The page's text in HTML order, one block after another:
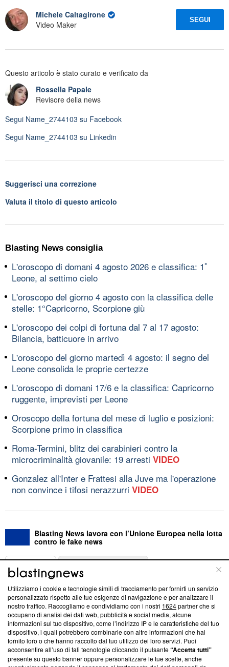
Michele Caltagirone
Video Maker
SEGUI
Questo articolo è stato curato e verificato da
Rossella Papale
Revisore della news
Segui Name_2744103 su Facebook
Segui Name_2744103 su Linkedin
Suggerisci una correzione
Valuta il titolo di questo articolo
Blasting News consiglia
L'oroscopo di domani 4 agosto 2026 e classifica: 1ﾟ
Leone, al settimo cielo
L'oroscopo del giorno 4 agosto con la classifica delle
stelle: 1°Capricorno, Scorpione giù
L'oroscopo dei colpi di fortuna dal 7 al 17 agosto:
Bilancia, batticuore in arrivo
L'oroscopo del giorno martedì 4 agosto: il segno del
Leone consolida le proprie certezze
L'oroscopo di domani 17/6 e la classifica: Capricorno
ruggente, imprevisti per Leone
Oroscopo della fortuna del mese di luglio e posizioni:
Scorpione primo in classifica
Roma-Termini, blitz dei carabinieri contro la
microcriminalità giovanile: 19 arresti VIDEO
Gonzalez all'Inter e Frattesi alla Juve ma l'operazione
non convince i tifosi nerazzurri VIDEO
Blasting News lavora con l’Unione Europea nella lotta
contro le fake news
ABOUT
Questa sezione offre informazioni trasparenti su Blasting
News, sui nostri processi editoriali e su come ci impegniamo a
creare news di qualità. Inoltre, afferma la nostra aderenza a
‘Trust Project - News with Integrity’Blasting News non è
ancora membro del programma, ma ha richiesto di farne
parte; Trust Project non ha ancora effettuato una verifica di
conformità agli standard.
Utilizziamo i cookie e tecnologie simili di tracciamento per fornirti un servizio
personalizzato rispetto alle tue esigenze di navigazione e per analizzare il
nostro traffico. Raccogliamo e condividiamo con i nostri 1624partner che si
occupano di analisi dei dati web, pubblicità e social media, alcune
informazioni sul tuo dispositivo, come l’indirizzo IP e le caratteristiche del tuo
dispositivo, i quali potrebbero combinarle con altre informazioni che hai
fornito loro o che hanno raccolto dal tuo utilizzo dei loro servizi. Puoi
acconsentire all’uso di tali tecnologie cliccando il pulsante“Accetta tutti”
presente su questo banner oppure personalizzare le tue scelte, anche